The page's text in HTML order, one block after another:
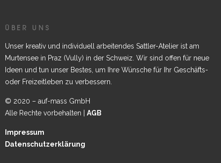
ÜBER UNS
Unser kreativ und individuell arbeitendes Sattler-Atelier ist am
Murtensee in Praz (Vully) in der Schweiz. Wir sind offen für neue
Ideen und tun unser Bestes, um Ihre Wünsche für Ihr Geschäfts-
oder Freizeitleben zu verbessern.
© 2020 – auf-mass GmbH
Alle Rechte vorbehalten | AGB
Impressum
Datenschutzerklärung